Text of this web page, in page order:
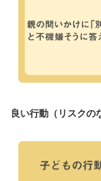
良い行動（リスクの